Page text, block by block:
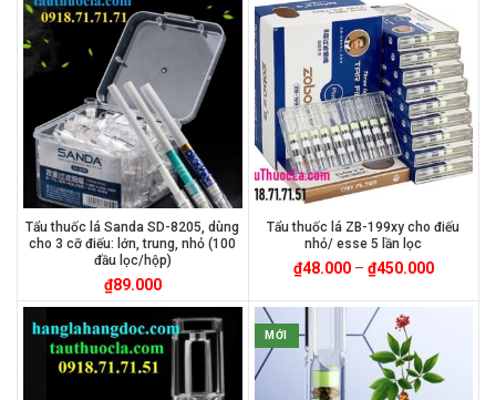
Tẩu thuốc lá Sanda SD-8205, dùng
cho 3 cỡ điếu: lớn, trung, nhỏ (100
đầu lọc/hộp)
₫89.000
Tẩu thuốc lá ZB-199xy cho điếu
nhỏ/ esse 5 lần lọc
₫48.000– ₫450.000
MỚI